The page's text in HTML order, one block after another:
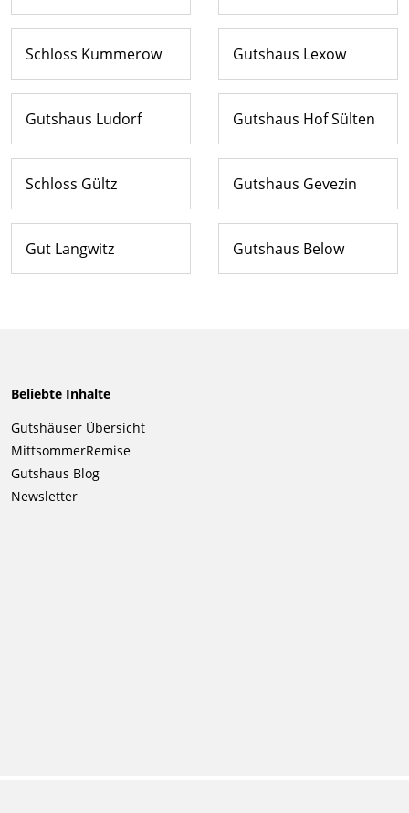
Schloss Kummerow Gutshaus Lexow
Gutshaus Ludorf Gutshaus Hof Sülten
Schloss Gültz Gutshaus Gevezin
Gut Langwitz Gutshaus Below
Beliebte Inhalte
Navigation
überspringen
Gutshäuser Übersicht
MittsommerRemise
Gutshaus Blog
Newsletter